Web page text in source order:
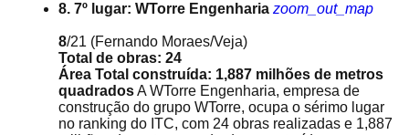
8. 7º lugar: WTorre Engenharia zoom_out_map
8/21 (Fernando Moraes/Veja)
Total de obras: 24
Área Total construída: 1,887 milhões de metros
quadradosA WTorre Engenharia, empresa de
construção do grupo WTorre, ocupa o sérimo lugar
no ranking do ITC, com 24 obras realizadas e 1,887